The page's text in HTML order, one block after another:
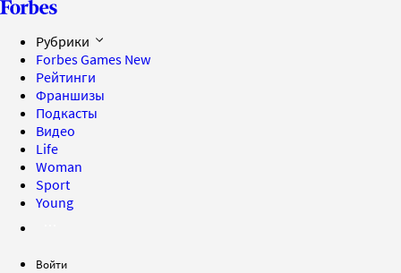
Рубрики
Forbes Games New
Рейтинги
Франшизы
Подкасты
Видео
Life
Woman
Sport
Young
Войти